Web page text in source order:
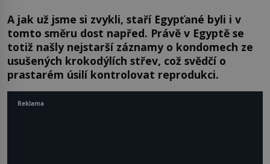
A jak už jsme si zvykli, staří Egypťané byli i v
tomto směru dost napřed. Právě v Egyptě se
totiž našly nejstarší záznamy o kondomech ze
usušených krokodýlích střev, což svědčí o
prastarém úsilí kontrolovat reprodukci.
Reklama